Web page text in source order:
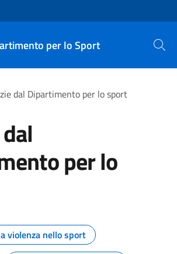
sito
per lo Sport Cerca
dal Dipartimento per lo sport
per lo
della pagina
violenza nello sport